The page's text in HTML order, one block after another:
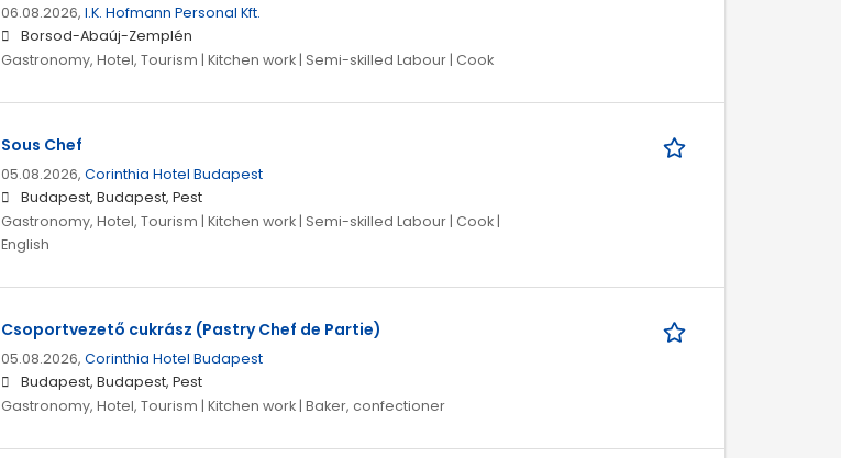
06.08.2026, I.K. Hofmann Personal Kft.
Borsod-Abaúj-Zemplén
Gastronomy, Hotel, Tourism | Kitchen work | Semi-skilled Labour | Cook
Sous Chef
05.08.2026, Corinthia Hotel Budapest
Budapest, Budapest, Pest
Gastronomy, Hotel, Tourism | Kitchen work | Semi-skilled Labour | Cook |
English
Csoportvezető cukrász (Pastry Chef de Partie)
05.08.2026, Corinthia Hotel Budapest
Budapest, Budapest, Pest
Gastronomy, Hotel, Tourism | Kitchen work | Baker, confectioner